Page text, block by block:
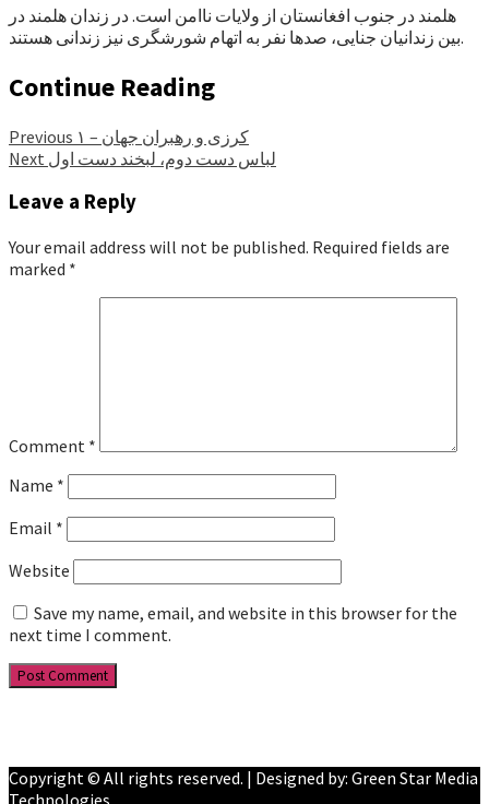
هلمند در جنوب افغانستان از ولایات ناامن است. در زندان هلمند در
بین زندانیان جنایی، صدها نفر به اتهام شورشگری نیز زندانی هستند.
Continue Reading
Previous
کرزی و رهبران جهان – ۱
Next لباس دست دوم، لبخند دست اول
Leave a Reply
Your email address will not be published. Required fields are
marked *
Comment *
Name *
Email *
Website
Save my name, email, and website in this browser for the
next time I comment.
Copyright © All rights reserved. | Designed by: Green Star Media